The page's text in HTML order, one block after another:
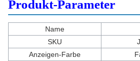
Produkt-Parameter
Name
SKU
Anzeigen-Farbe